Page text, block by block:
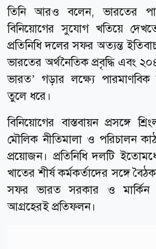
তিনি আরও বলেন, ভারতের
বিনিয়োগের সুযোগ খতিয়ে দেখতে
প্রতিনিধি দলের সফর অত্যন্ত
ভারতের অর্থনৈতিক প্রবৃদ্ধি এবং
ভারত’ গড়ার লক্ষ্যে পারমাণবিক
তুলে ধরে।
বিনিয়োগের বাস্তবায়ন প্রসঙ্গে
মৌলিক নীতিমালা ও পরিচালন
প্রয়োজন। প্রতিনিধি দলটি
খাতের শীর্ষ কর্মকর্তাদের সঙ্গে
সফর ভারত সরকার ও মার্কিন
আগ্রহেরই প্রতিফলন।